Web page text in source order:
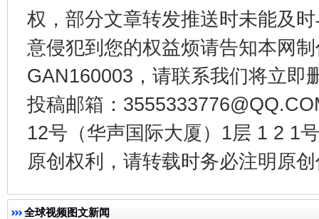
权，部分文章转发推送时未能及
意侵犯到您的权益烦请告知本网
GAN160003，请联系我们将立即
投稿邮箱：
12号（华声国际大厦）1层 1 2 1
原创权利，请转载时务必注明原
全球视频图文新闻
千年窑火 生生不息